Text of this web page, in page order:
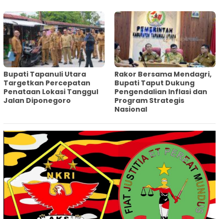
‎Bupati Tapanuli Utara
Targetkan Percepatan
Penataan Lokasi Tanggul
Jalan Diponegoro
Rakor Bersama Mendagri,
Bupati Taput Dukung
Pengendalian Inflasi dan
Program Strategis
Nasional‎